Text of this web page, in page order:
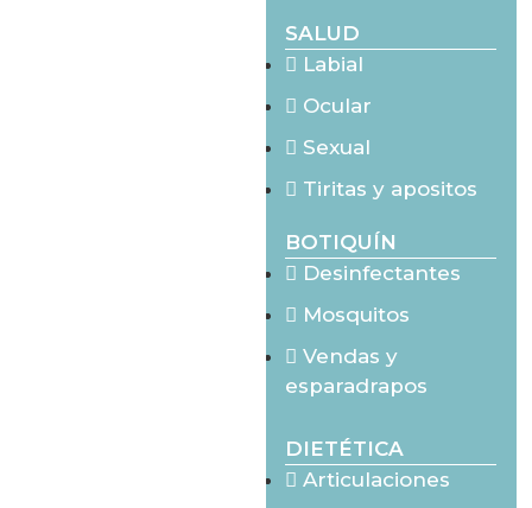
SALUD
Labial
Ocular
Sexual
Tiritas y apositos
BOTIQUÍN
Desinfectantes
Mosquitos
Vendas y
esparadrapos
DIETÉTICA
Articulaciones